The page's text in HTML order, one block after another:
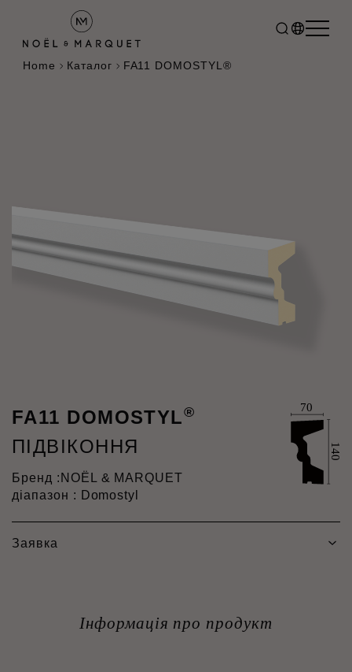
Home Каталог FA11 DOMOSTYL®
FA11 DOMOSTYL®
ПІДВІКОННЯ
Бренд : NOËL & MARQUET
діапазон : Domostyl
Заявка
Інформація про продукт